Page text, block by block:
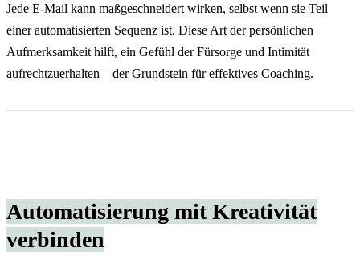
Jede E-Mail kann maßgeschneidert wirken, selbst wenn sie Teil
einer automatisierten Sequenz ist. Diese Art der persönlichen
Aufmerksamkeit hilft, ein Gefühl der Fürsorge und Intimität
aufrechtzuerhalten – der Grundstein für effektives Coaching.
Automatisierung mit Kreativität
verbinden